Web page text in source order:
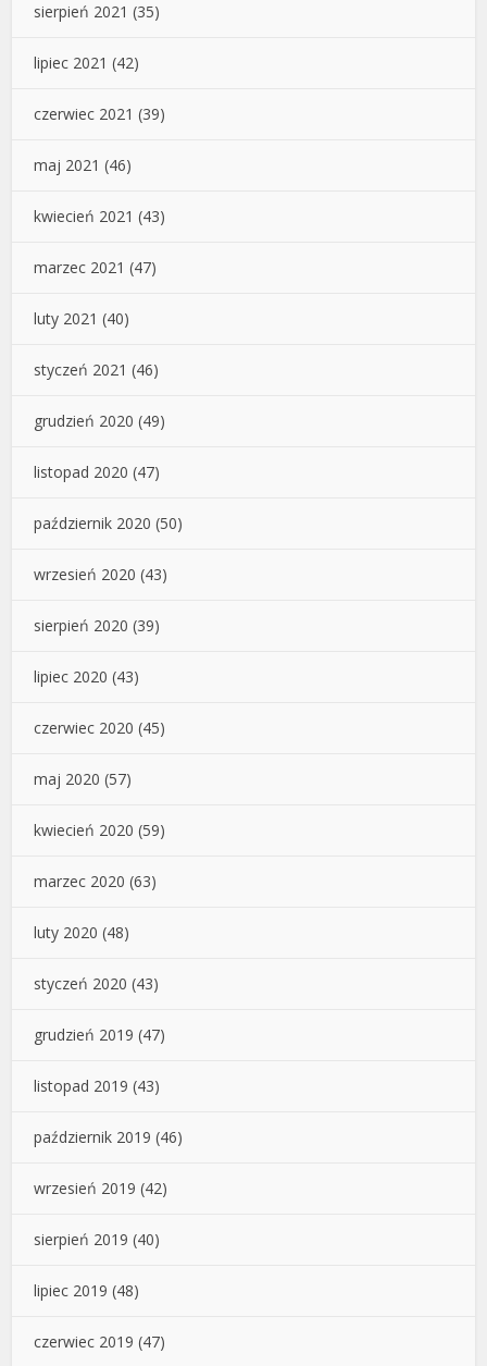
sierpień 2021 (35)
lipiec 2021 (42)
czerwiec 2021 (39)
maj 2021 (46)
kwiecień 2021 (43)
marzec 2021 (47)
luty 2021 (40)
styczeń 2021 (46)
grudzień 2020 (49)
listopad 2020 (47)
październik 2020 (50)
wrzesień 2020 (43)
sierpień 2020 (39)
lipiec 2020 (43)
czerwiec 2020 (45)
maj 2020 (57)
kwiecień 2020 (59)
marzec 2020 (63)
luty 2020 (48)
styczeń 2020 (43)
grudzień 2019 (47)
listopad 2019 (43)
październik 2019 (46)
wrzesień 2019 (42)
sierpień 2019 (40)
lipiec 2019 (48)
czerwiec 2019 (47)